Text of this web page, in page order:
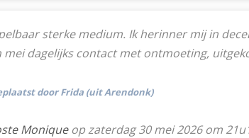
sterke medium. Ik herinner mij in
dagelijks contact met ontmoeting,
door Frida (uit Arendonk)
Moniqueop zaterdag 30 mei 2026 om